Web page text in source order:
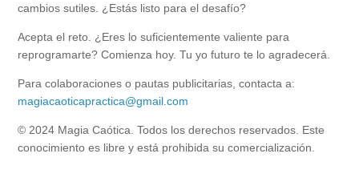
cambios sutiles. ¿Estás listo para el desafío?
Acepta el reto. ¿Eres lo suficientemente valiente para
reprogramarte? Comienza hoy. Tu yo futuro te lo agradecerá.
Para colaboraciones o pautas publicitarias, contacta a:
magiacaoticapractica@gmail.com
© 2024 Magia Caótica. Todos los derechos reservados. Este
conocimiento es libre y está prohibida su comercialización.